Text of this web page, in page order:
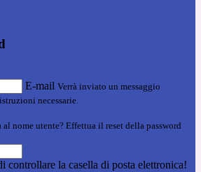
E-mail Verrà inviato un messaggio
necessarie.
nome utente? Effettua il reset della password
controllare la casella di posta elettronica!